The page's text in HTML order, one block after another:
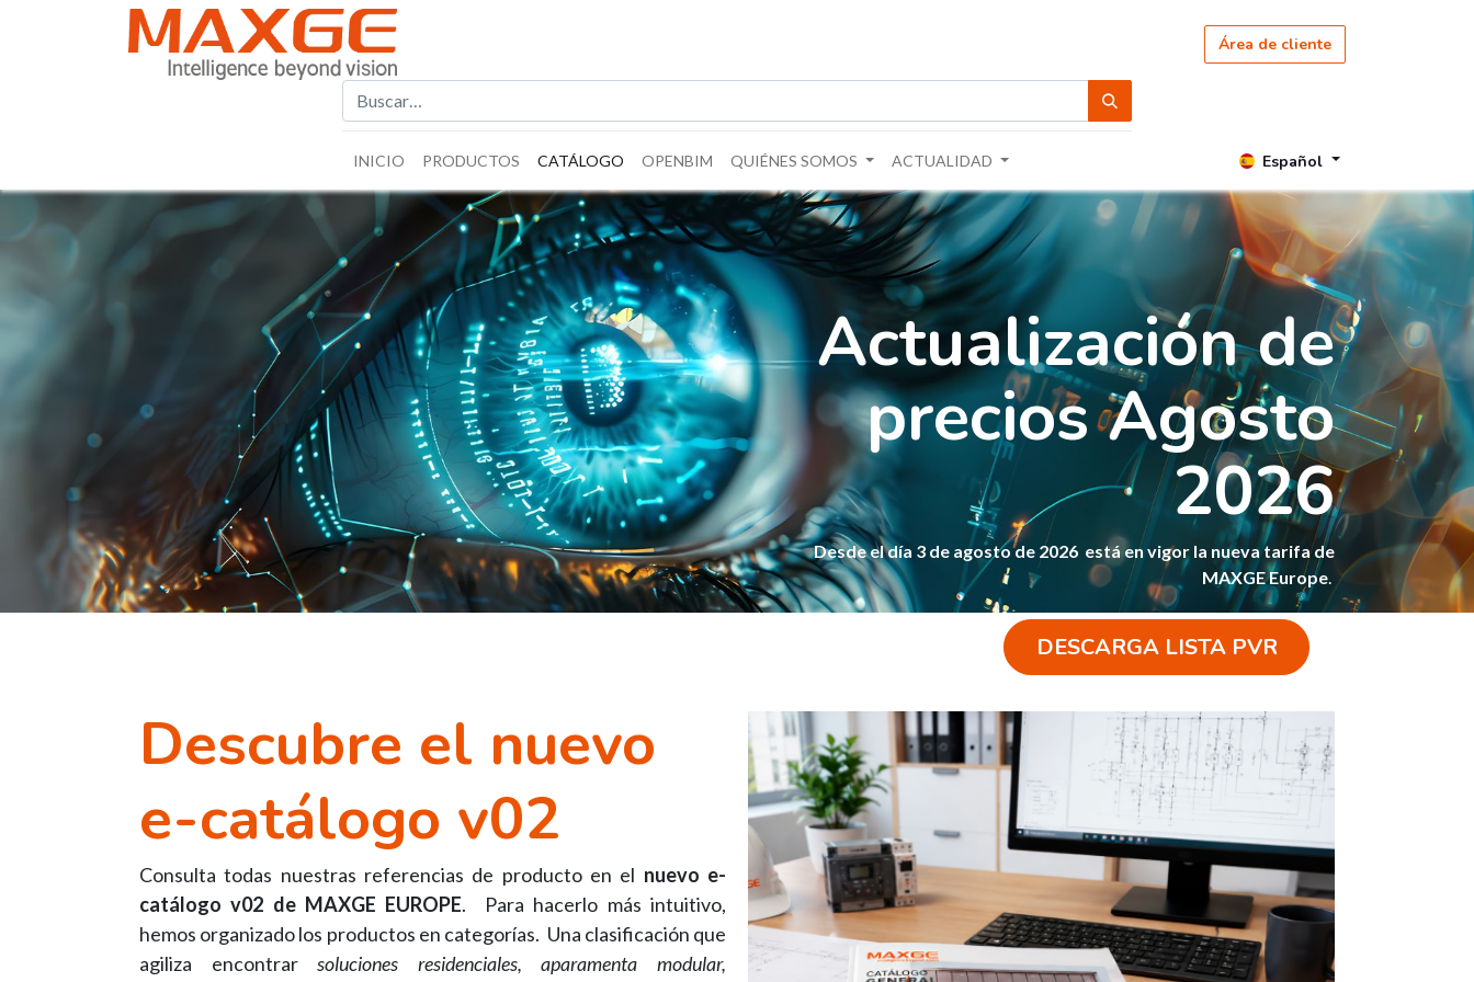
Área de cliente
INICIO PRODUCTOS CATÁLOGO OPENBIM QUIÉNES SOMOS ACTUALIDAD Español
Actualización de
precios Agosto
2026
Desde el día 3 de agosto de 2026 está en vigor la nueva tarifa de
MAXGEEurope.
DESCARGA LISTA PVR
Descubre el nuevo
e-catálogo v02
Consulta todas nuestras referencias de producto en el nuevo e-
catálogo v02 de MAXGE EUROPE. Para hacerlo más intuitivo,
hemos organizado los productos en categorías. Una clasificación que
agiliza encontrarsoluciones residenciales, aparamenta modular,